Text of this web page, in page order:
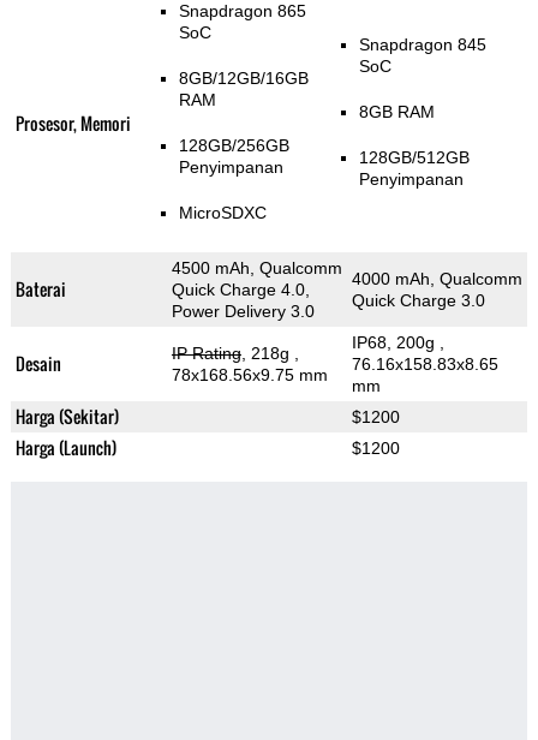
Prosesor, Memori
Snapdragon 865
SoC
8GB/12GB/16GB
RAM
128GB/256GB
Penyimpanan
MicroSDXC
Snapdragon 845
SoC
8GB RAM
128GB/512GB
Penyimpanan
Baterai
4500 mAh, Qualcomm
Quick Charge 4.0,
Power Delivery 3.0
4000 mAh, Qualcomm
Quick Charge 3.0
Desain IP Rating, 218g
78x168.56x9.75 mm
IP68, 200g
76.16x158.83x8.65
mm
Harga (Sekitar) $1200
Harga (Launch) $1200